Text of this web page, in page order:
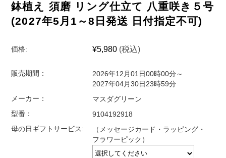
鉢植え 須磨 リング仕立て 八重咲き５号
(2027年5月1～8日発送 日付指定不可)
価格: ¥5,980 (税込)
販売期間：
2026年12月01日00時00分～
2027年04月30日23時59分
メーカー：
マスダグリーン
型番：
9104192918
母の日ギフトサービス:
（メッセージカード・ラッピング・
フラワーピック）